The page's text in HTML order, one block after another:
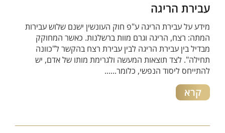
עבירת הריגה
מידע על עבירת הריגה ע"פ חוק העונשין ישנם שלוש עבירות
המתה: רצח, הריגה וגרם מוות ברשלנות. כאשר המחוקק
מבדיל בין עבירת הריגה לבין עבירת רצח בהקשר ל"כוונה
תחילה". לצד תוצאות המעשה ולגרימת מותו של אדם, יש
להתייחס ליסוד הנפשי, כלומר......
קרא